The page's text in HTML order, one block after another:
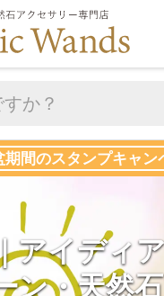
間のスタンプキャン
アイディ
ン・天然